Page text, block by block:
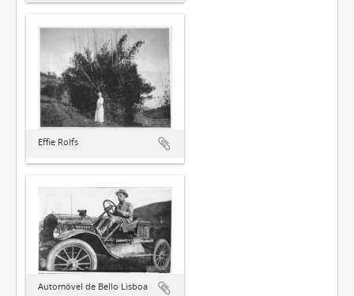
Effie Rolfs
Automóvel de Bello Lisboa